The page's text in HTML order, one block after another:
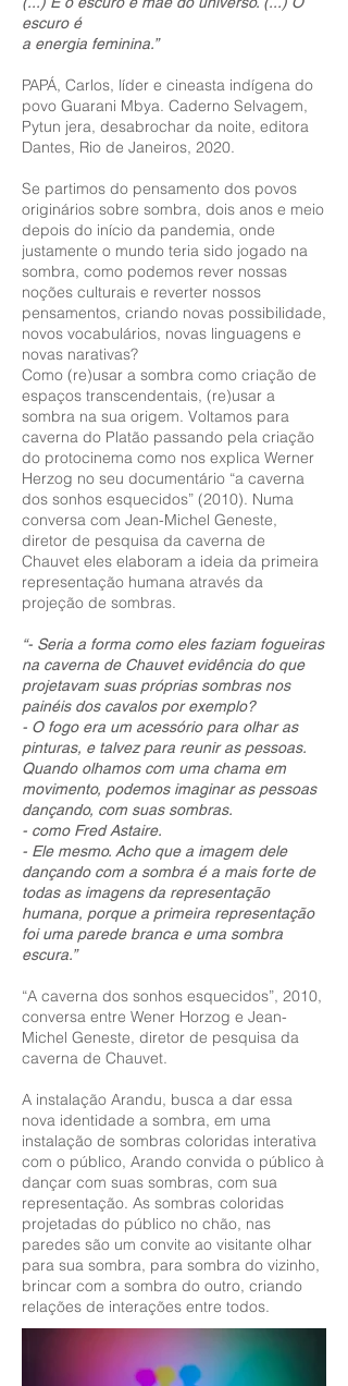
escuro é
a energia feminina.”
PAPÁ, Carlos, líder e cineasta indígena do
povo Guarani Mbya. Caderno Selvagem,
Pytun jera, desabrochar da noite, editora
Dantes, Rio de Janeiros, 2020.
Se partimos do pensamento dos povos
originários sobre sombra, dois anos e meio
depois do início da pandemia, onde
justamente o mundo teria sido jogado na
sombra, como podemos rever nossas
noções culturais e reverter nossos
pensamentos, criando novas possibilidade,
novos vocabulários, novas linguagens e
novas narativas?
Como (re)usar a sombra como criação de
espaços transcendentais, (re)usar a
sombra na sua origem. Voltamos para
caverna do Platão passando pela criação
do protocinema como nos explica Werner
Herzog no seu documentário “a caverna
dos sonhos esquecidos” (2010). Numa
conversa com Jean-Michel Geneste,
diretor de pesquisa da caverna de
Chauvet eles elaboram a ideia da primeira
representação humana através da
projeção de sombras.
“- Seria a forma como eles faziam fogueiras
na caverna de Chauvet evidência do que
projetavam suas próprias sombras nos
painéis dos cavalos por exemplo?
- O fogo era um acessório para olhar as
pinturas, e talvez para reunir as pessoas.
Quando olhamos com uma chama em
movimento, podemos imaginar as pessoas
dançando, com suas sombras.
- como Fred Astaire.
- Ele mesmo. Acho que a imagem dele
dançando com a sombra é a mais forte de
todas as imagens da representação
humana, porque a primeira representação
foi uma parede branca e uma sombra
escura.”
“A caverna dos sonhos esquecidos”, 2010,
conversa entre Wener Horzog e Jean-
Michel Geneste, diretor de pesquisa da
caverna de Chauvet.
A instalação Arandu, busca a dar essa
nova identidade a sombra, em uma
instalação de sombras coloridas interativa
com o público, Arando convida o público à
dançar com suas sombras, com sua
representação. As sombras coloridas
projetadas do público no chão, nas
paredes são um convite ao visitante olhar
para sua sombra, para sombra do vizinho,
brincar com a sombra do outro, criando
relações de interações entre todos.